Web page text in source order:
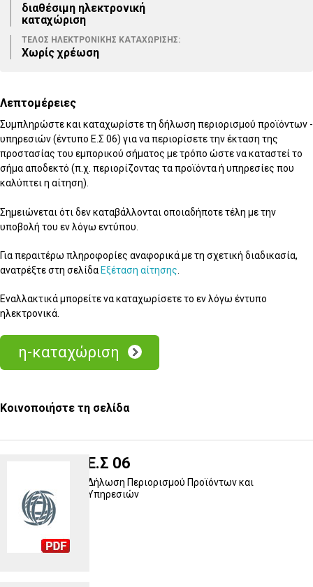
διαθέσιμη ηλεκτρονική
καταχώριση
ΤΕΛΟΣ ΗΛΕΚΤΡΟΝΙΚΗΣ ΚΑΤΑΧΩΡΙΣΗΣ:
Χωρίς χρέωση
Λεπτομέρειες
Συμπληρώστε και καταχωρίστε τη δήλωση περιορισμού προϊόντων -
υπηρεσιών (έντυπο Ε.Σ 06) για να περιορίσετε την έκταση της
προστασίας του εμπορικού σήματος με τρόπο ώστε να καταστεί το
σήμα αποδεκτό (π.χ. περιορίζοντας τα προϊόντα ή υπηρεσίες που
καλύπτει η αίτηση).
Σημειώνεται ότι δεν καταβάλλονται οποιαδήποτε τέλη με την
υποβολή του εν λόγω εντύπου.
Για περαιτέρω πληροφορίες αναφορικά με τη σχετική διαδικασία,
ανατρέξτε στη σελίδα Εξέταση αίτησης
Εναλλακτικά μπορείτε να καταχωρίσετε το εν λόγω έντυπο
ηλεκτρονικά.
η-καταχώριση
Κοινοποιήστε τη σελίδα
Ε.Σ 06
Δήλωση Περιορισμού Προϊόντων και
Υπηρεσιών